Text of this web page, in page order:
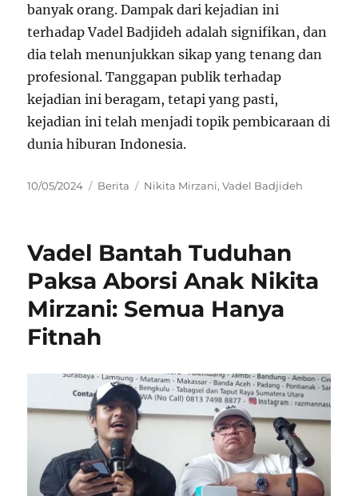
banyak orang. Dampak dari kejadian ini
terhadap Vadel Badjideh adalah signifikan, dan
dia telah menunjukkan sikap yang tenang dan
profesional. Tanggapan publik terhadap
kejadian ini beragam, tetapi yang pasti,
kejadian ini telah menjadi topik pembicaraan di
dunia hiburan Indonesia.
Posted
10/05/2024 Categories
Berita Tags
Nikita Mirzani,Vadel Badjideh
Vadel Bantah Tuduhan
Paksa Aborsi Anak Nikita
Mirzani: Semua Hanya
Fitnah